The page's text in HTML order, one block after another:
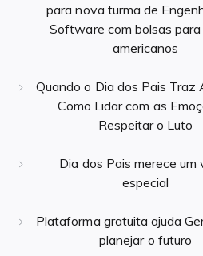
para nova turma de
Software com bolsas
americanos
Quando o Dia dos Pais Traz
Como Lidar com as
Respeitar o Luto
Dia dos Pais merece um
especial
Plataforma gratuita ajuda
planejar o futuro